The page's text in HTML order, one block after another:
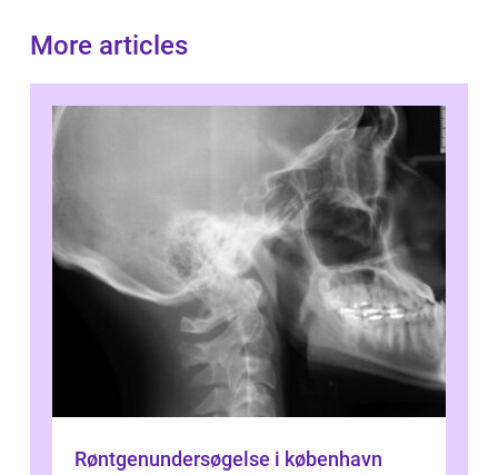
More articles
Røntgenundersøgelse i københavn